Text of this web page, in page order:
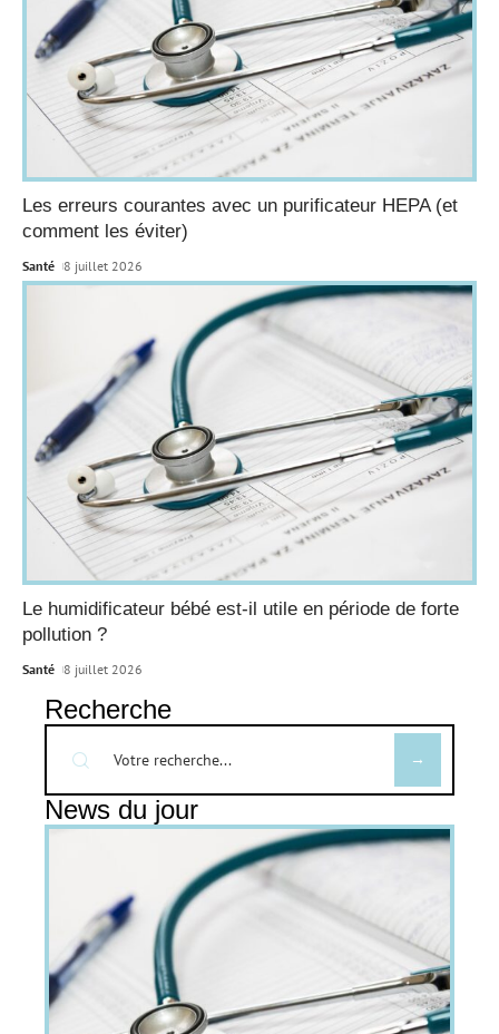
Les erreurs courantes avec un purificateur HEPA (et
comment les éviter)
Santé 8 juillet 2026
Le humidificateur bébé est-il utile en période de forte
pollution ?
Santé 8 juillet 2026
Recherche
News du jour